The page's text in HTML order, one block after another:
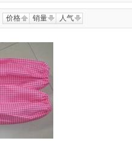
价格 销量 人气